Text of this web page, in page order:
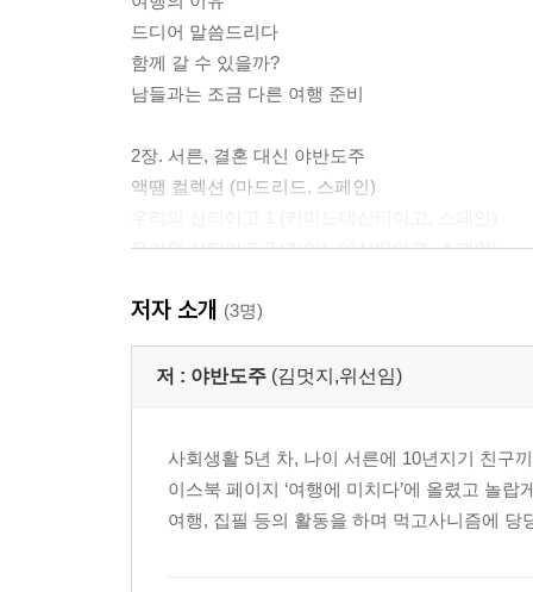
드디어 말씀드리다
함께 갈 수 있을까?
남들과는 조금 다른 여행 준비
2장. 서른, 결혼 대신 야반도주
액땜 컬렉션 (마드리드, 스페인)
우리의 산티아고 2 (카미노데산티아고, 스페인)
잘하는 놈, 못하는 놈 (마라케시, 모로코)
줄까 말까 (사하라, 모로코)
두 얼굴의 도시 (트리니다드, 쿠바)
서른 번째 생일 1 (비날레스, 쿠바)
서른 번째 생일 2 (비날레스, 쿠바)
1월 1일 (멕시코시티, 멕시코)
저자 소개 (3명)
저 : 야반도주 (김멋지,위선임)
사회생활 5년 차, 나이 서른에 10년지기 친구
이스북 페이지 ‘여행에 미치다’에 올렸고 놀
여행, 집필 등의 활동을 하며 먹고사니즘에 당